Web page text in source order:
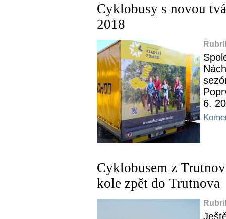
Cyklobusy s novou
2018
6.
Cyklobusem z
kole zpět do Trutnova